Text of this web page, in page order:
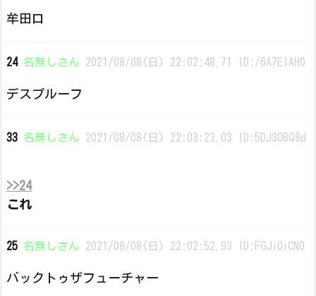
牟田口
24 名無しさん 2021/08/08(日) 22:02:48.71 ID:/6A7EIAH0
デスプルーフ
33 名無しさん 2021/08/08(日) 22:03:23.03 ID:5DJ30BQ8d
>>24
これ
25 名無しさん 2021/08/08(日) 22:02:52.93 ID:FGJi0iCN0
バックトゥザフューチャー